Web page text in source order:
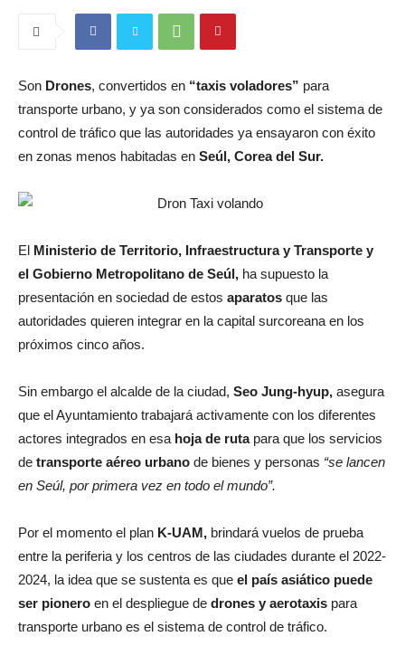
Son Drones, convertidos en “taxis voladores” para
transporte urbano, y ya son considerados como el sistema de
control de tráfico que las autoridades ya ensayaron con éxito
en zonas menos habitadas en Seúl, Corea del Sur.
El Ministerio de Territorio, Infraestructura y Transporte y
el Gobierno Metropolitano de Seúl, ha supuesto la
presentación en sociedad de estos aparatos que las
autoridades quieren integrar en la capital surcoreana en los
próximos cinco años.
Sin embargo el alcalde de la ciudad, Seo Jung-hyup, asegura
que el Ayuntamiento trabajará activamente con los diferentes
actores integrados en esa hoja de rutapara que los servicios
de transporte aéreo urbano de bienes y personas “se lancen
en Seúl, por primera vez en todo el mundo”.
Por el momento el plan K-UAM, brindará vuelos de prueba
entre la periferia y los centros de las ciudades durante el 2022-
2024, la idea que se sustenta es que el país asiático puede
ser pionero en el despliegue de drones y aerotaxis para
transporte urbano es el sistema de control de tráfico.